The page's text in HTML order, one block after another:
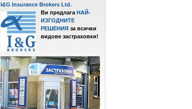
I&G Insurance Brokers Ltd.
Ви предлага НАЙ-
ИЗГОДНИТЕ
РЕШЕНИЯ за всички
видове застраховки!